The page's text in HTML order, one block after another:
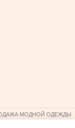
МОДНОЙ ОДЕЖДЫ